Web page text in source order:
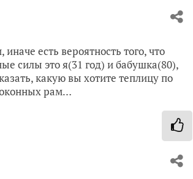
есть вероятность того, что
силы это я(31 год) и бабушка(80),
какую вы хотите теплицу по
оконных рам…